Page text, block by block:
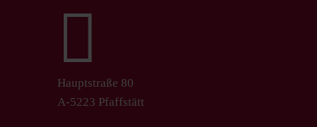

Hauptstraße 80
A-5223 Pfaffstätt